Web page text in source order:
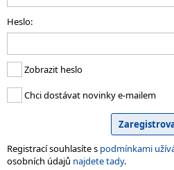
Heslo:
Zobrazit heslo
Chci dostávat novinky e-mailem
Registrací souhlasíte s podmínkami
osobních údajů najdete tady.